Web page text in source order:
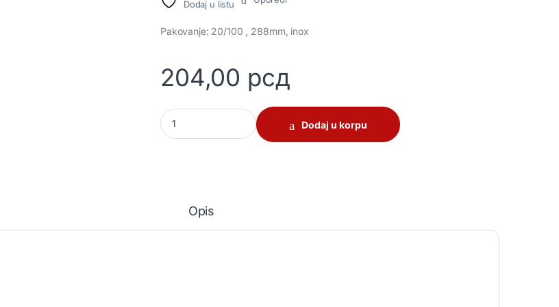
Dodaj u listu
Pakovanje: 20/100 , 288mm, inox
204,00 рсд
Ručica za nameštaj Inox 288mm quantity
Dodaj u korpu
Opis